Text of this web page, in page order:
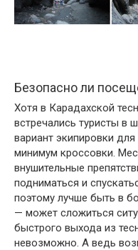
Безопасно ли
Хотя в Карадахской
встречались туристы в
вариант экипировки
минимум кроссовки.
внушительные
подниматься и
поэтому лучше быть в
— может сложиться
быстрого выхода из
невозможно. А ведь